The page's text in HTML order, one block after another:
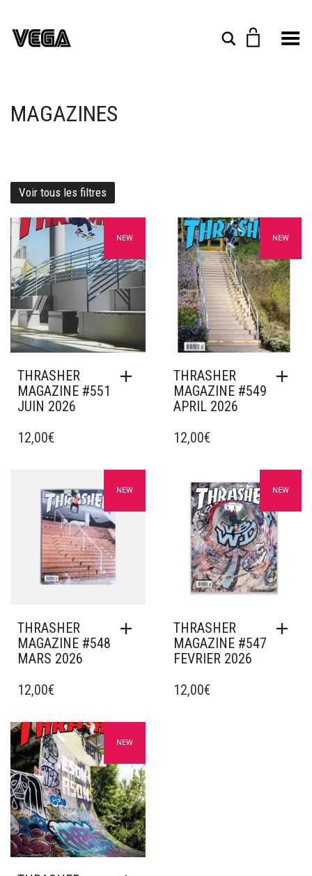
Rechercher
Toggle Menu
MAGAZINES
Voir tous les filtres
Ajouter à mes favorisNEW
THRASHER
MAGAZINE #551
JUIN 2026
12,00€
Ajouter à mes favorisNEW
THRASHER
MAGAZINE #549
APRIL 2026
12,00€
Ajouter à mes favorisNEW
THRASHER
MAGAZINE #548
MARS 2026
12,00€
Ajouter à mes favorisNEW
THRASHER
MAGAZINE #547
FEVRIER 2026
12,00€
Ajouter à mes favorisNEW